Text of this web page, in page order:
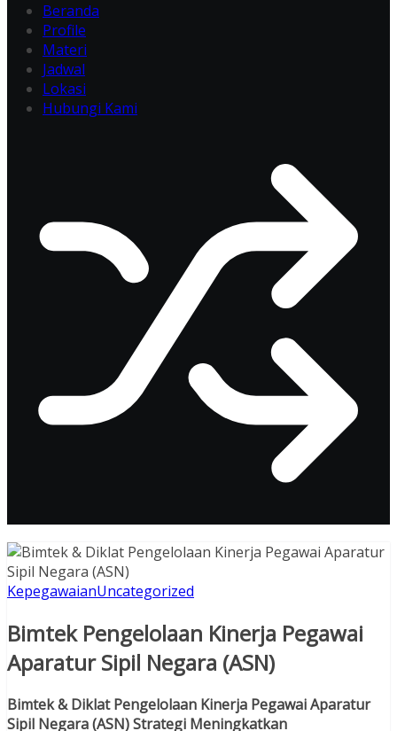
Beranda
Profile
Materi
Jadwal
Lokasi
Hubungi Kami
KepegawaianUncategorized
Bimtek Pengelolaan Kinerja Pegawai
Aparatur Sipil Negara (ASN)
Bimtek & Diklat Pengelolaan Kinerja Pegawai Aparatur
Sipil Negara (ASN) Strategi Meningkatkan